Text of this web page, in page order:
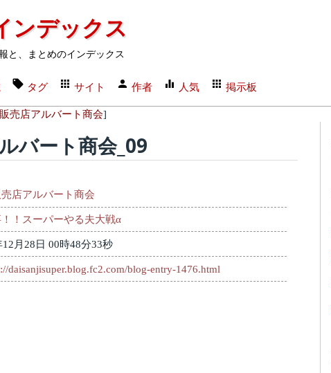
ンデックス
と、まとめのインデックス
タグ サイト 作者 人気 掲示板
売店アルバート商会]
バート商会_09
店アルバート商会
！スーパーやる夫大戦α
12月28日 00時48分33秒
daisanjisuper.blog.fc2.com/blog-entry-1476.html